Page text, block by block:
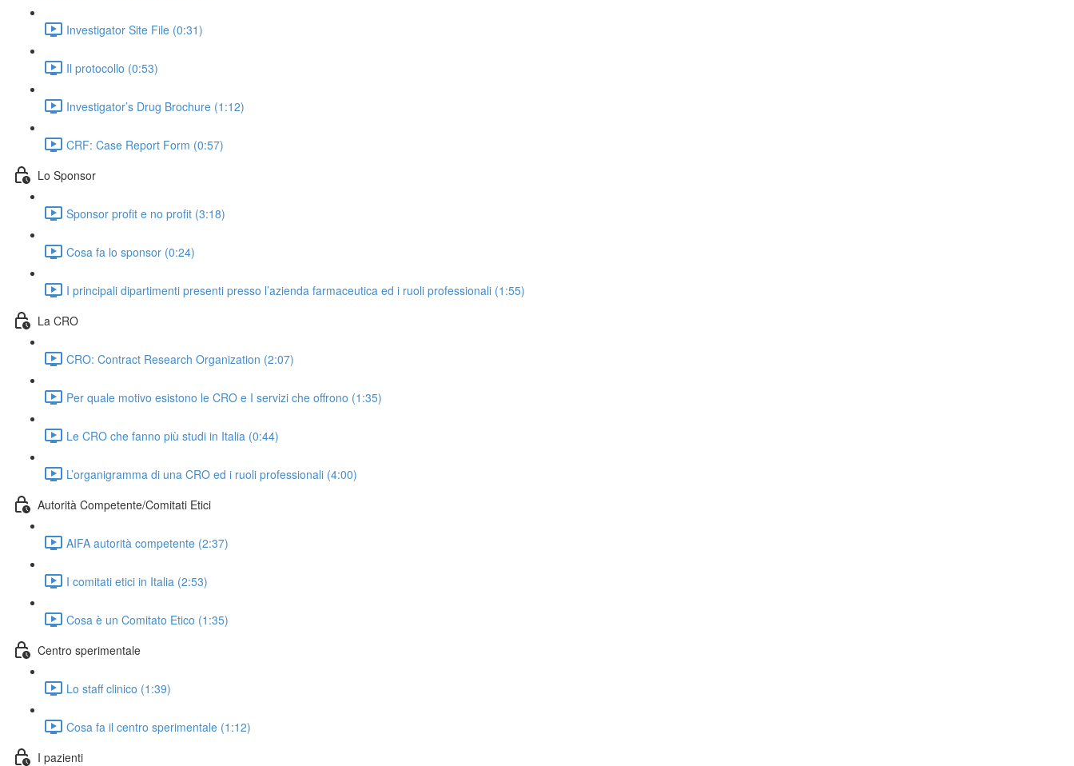
Investigator Site File (0:31)
Il protocollo (0:53)
Investigator’s Drug Brochure (1:12)
CRF: Case Report Form (0:57)
Lo Sponsor
Sponsor profit e no profit (3:18)
Cosa fa lo sponsor (0:24)
I principali dipartimenti presenti presso l’azienda farmaceutica ed i ruoli professionali (1:55)
La CRO
CRO: Contract Research Organization (2:07)
Per quale motivo esistono le CRO e I servizi che offrono (1:35)
Le CRO che fanno più studi in Italia (0:44)
L’organigramma di una CRO ed i ruoli professionali (4:00)
Autorità Competente/Comitati Etici
AIFA autorità competente (2:37)
I comitati etici in Italia (2:53)
Cosa è un Comitato Etico (1:35)
Centro sperimentale
Lo staff clinico (1:39)
Cosa fa il centro sperimentale (1:12)
I pazienti